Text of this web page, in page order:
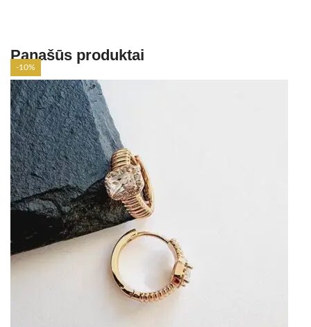
Panašūs produktai
-10%
-10%
-10%
-10%
-10%
-10%
-10%
-10%